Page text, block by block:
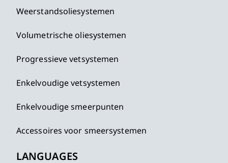
Weerstandsoliesystemen
Volumetrische oliesystemen
Progressieve vetsystemen
Enkelvoudige vetsystemen
Enkelvoudige smeerpunten
Accessoires voor smeersystemen
LANGUAGES